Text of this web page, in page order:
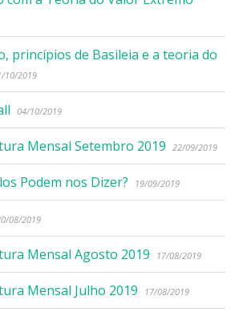
princípios de Basileia e a teoria do
10/2019
04/10/2019
Mensal Setembro 2019 22/09/2019
Podem nos Dizer? 19/09/2019
08/2019
Mensal Agosto 2019 17/08/2019
Mensal Julho 2019 17/08/2019